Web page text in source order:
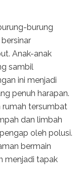
burung
Anak-anak
sambil
ini menjadi
penuh harapan.
rumah tersumbat
dan limbah
oleh polusi.
bermain
menjadi tapak